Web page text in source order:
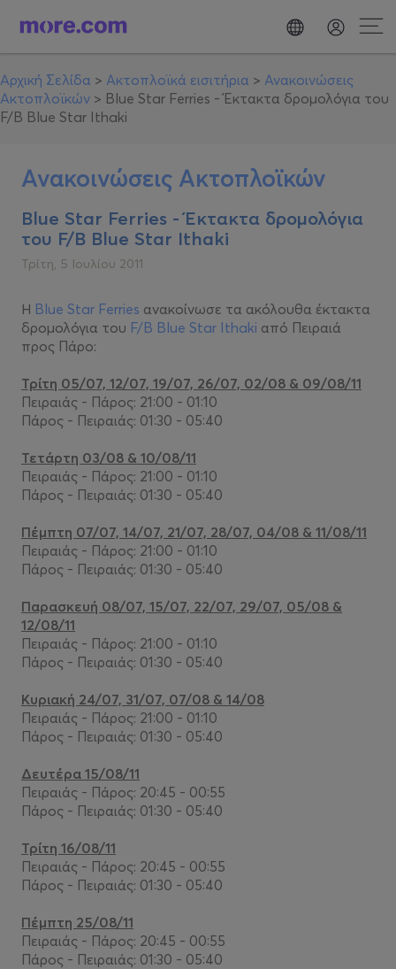
Αρχική Σελίδα > Ακτοπλοϊκά εισιτήρια > Ανακοινώσεις
Ακτοπλοϊκών > Blue Star Ferries - Έκτακτα δρομολόγια του
F/B Blue Star Ithaki
Ανακοινώσεις Ακτοπλοϊκών
Blue Star Ferries - Έκτακτα δρομολόγια
του F/B Blue Star Ithaki
Τρίτη, 5 Ιουλίου 2011
Η Blue Star Ferries ανακοίνωσε τα ακόλουθα έκτακτα
δρομολόγια του F/B Blue Star Ithaki από Πειραιά
προς Πάρο:
Τρίτη 05/07, 12/07, 19/07, 26/07, 02/08 & 09/08/11
Πειραιάς - Πάρος: 21:00 - 01:10
Πάρος - Πειραιάς: 01:30 - 05:40
Τετάρτη 03/08 & 10/08/11
Πειραιάς - Πάρος: 21:00 - 01:10
Πάρος - Πειραιάς: 01:30 - 05:40
Πέμπτη 07/07, 14/07, 21/07, 28/07, 04/08 & 11/08/11
Πειραιάς - Πάρος: 21:00 - 01:10
Πάρος - Πειραιάς: 01:30 - 05:40
Παρασκευή 08/07, 15/07, 22/07, 29/07, 05/08 &
12/08/11
Πειραιάς - Πάρος: 21:00 - 01:10
Πάρος - Πειραιάς: 01:30 - 05:40
Κυριακή 24/07, 31/07, 07/08 & 14/08
Πειραιάς - Πάρος: 21:00 - 01:10
Πάρος - Πειραιάς: 01:30 - 05:40
Δευτέρα 15/08/11
Πειραιάς - Πάρος: 20:45 - 00:55
Πάρος - Πειραιάς: 01:30 - 05:40
Τρίτη 16/08/11
Πειραιάς - Πάρος: 20:45 - 00:55
Πάρος - Πειραιάς: 01:30 - 05:40
Πέμπτη 25/08/11
Πειραιάς - Πάρος: 20:45 - 00:55
Πάρος - Πειραιάς: 01:30 - 05:40